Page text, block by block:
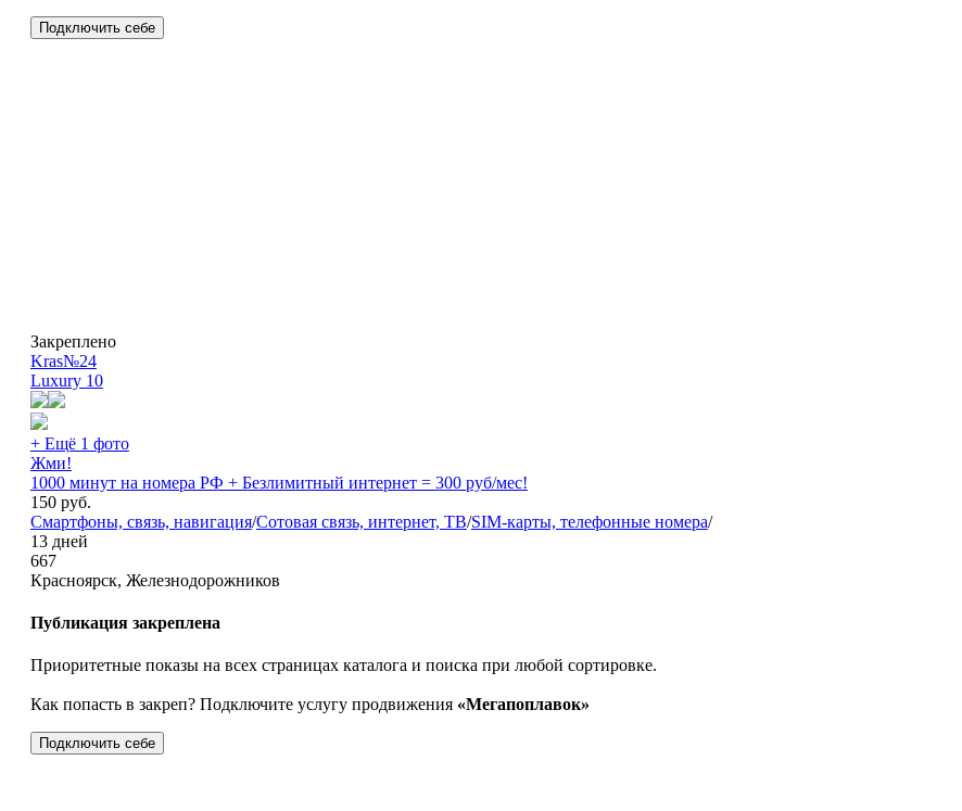
Подключить себе
Закреплено
Kras№24
Luxury 10
+ Ещё 1 фото
Жми!
1000 минут на номера РФ + Безлимитный интернет = 300 руб/мес!
150 руб.
Смартфоны, связь, навигация/Сотовая связь, интернет, ТВ/SIM-карты, телефонные номера/
13 дней
667
Красноярск, Железнодорожников
Публикация закреплена
Приоритетные показы на всех страницах каталога и поиска при любой сортировке.
Как попасть в закреп? Подключите услугу продвижения «Мегапоплавок»
Подключить себе